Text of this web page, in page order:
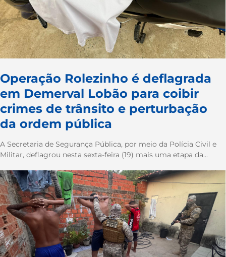
Operação Rolezinho é deflagrada
em Demerval Lobão para coibir
crimes de trânsito e perturbação
da ordem pública
A Secretaria de Segurança Pública, por meio da Polícia Civil e
Militar, deflagrou nesta sexta-feira (19) mais uma etapa da...